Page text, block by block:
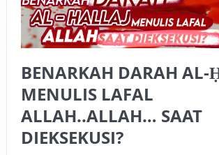
KEPEMILIKANNYA BERUBAH
ISTIDLAL BATIL VS ISTIDLAL SYAR’I
BAHASA CINTA KARENA ALLAH
HUKUM MEMBAYAR ZAKAT DENGAN CARA
BENARKAH DARAH AL-
MENULIS LAFAL
ALLAH..ALLAH… SAAT
DIEKSEKUSI?